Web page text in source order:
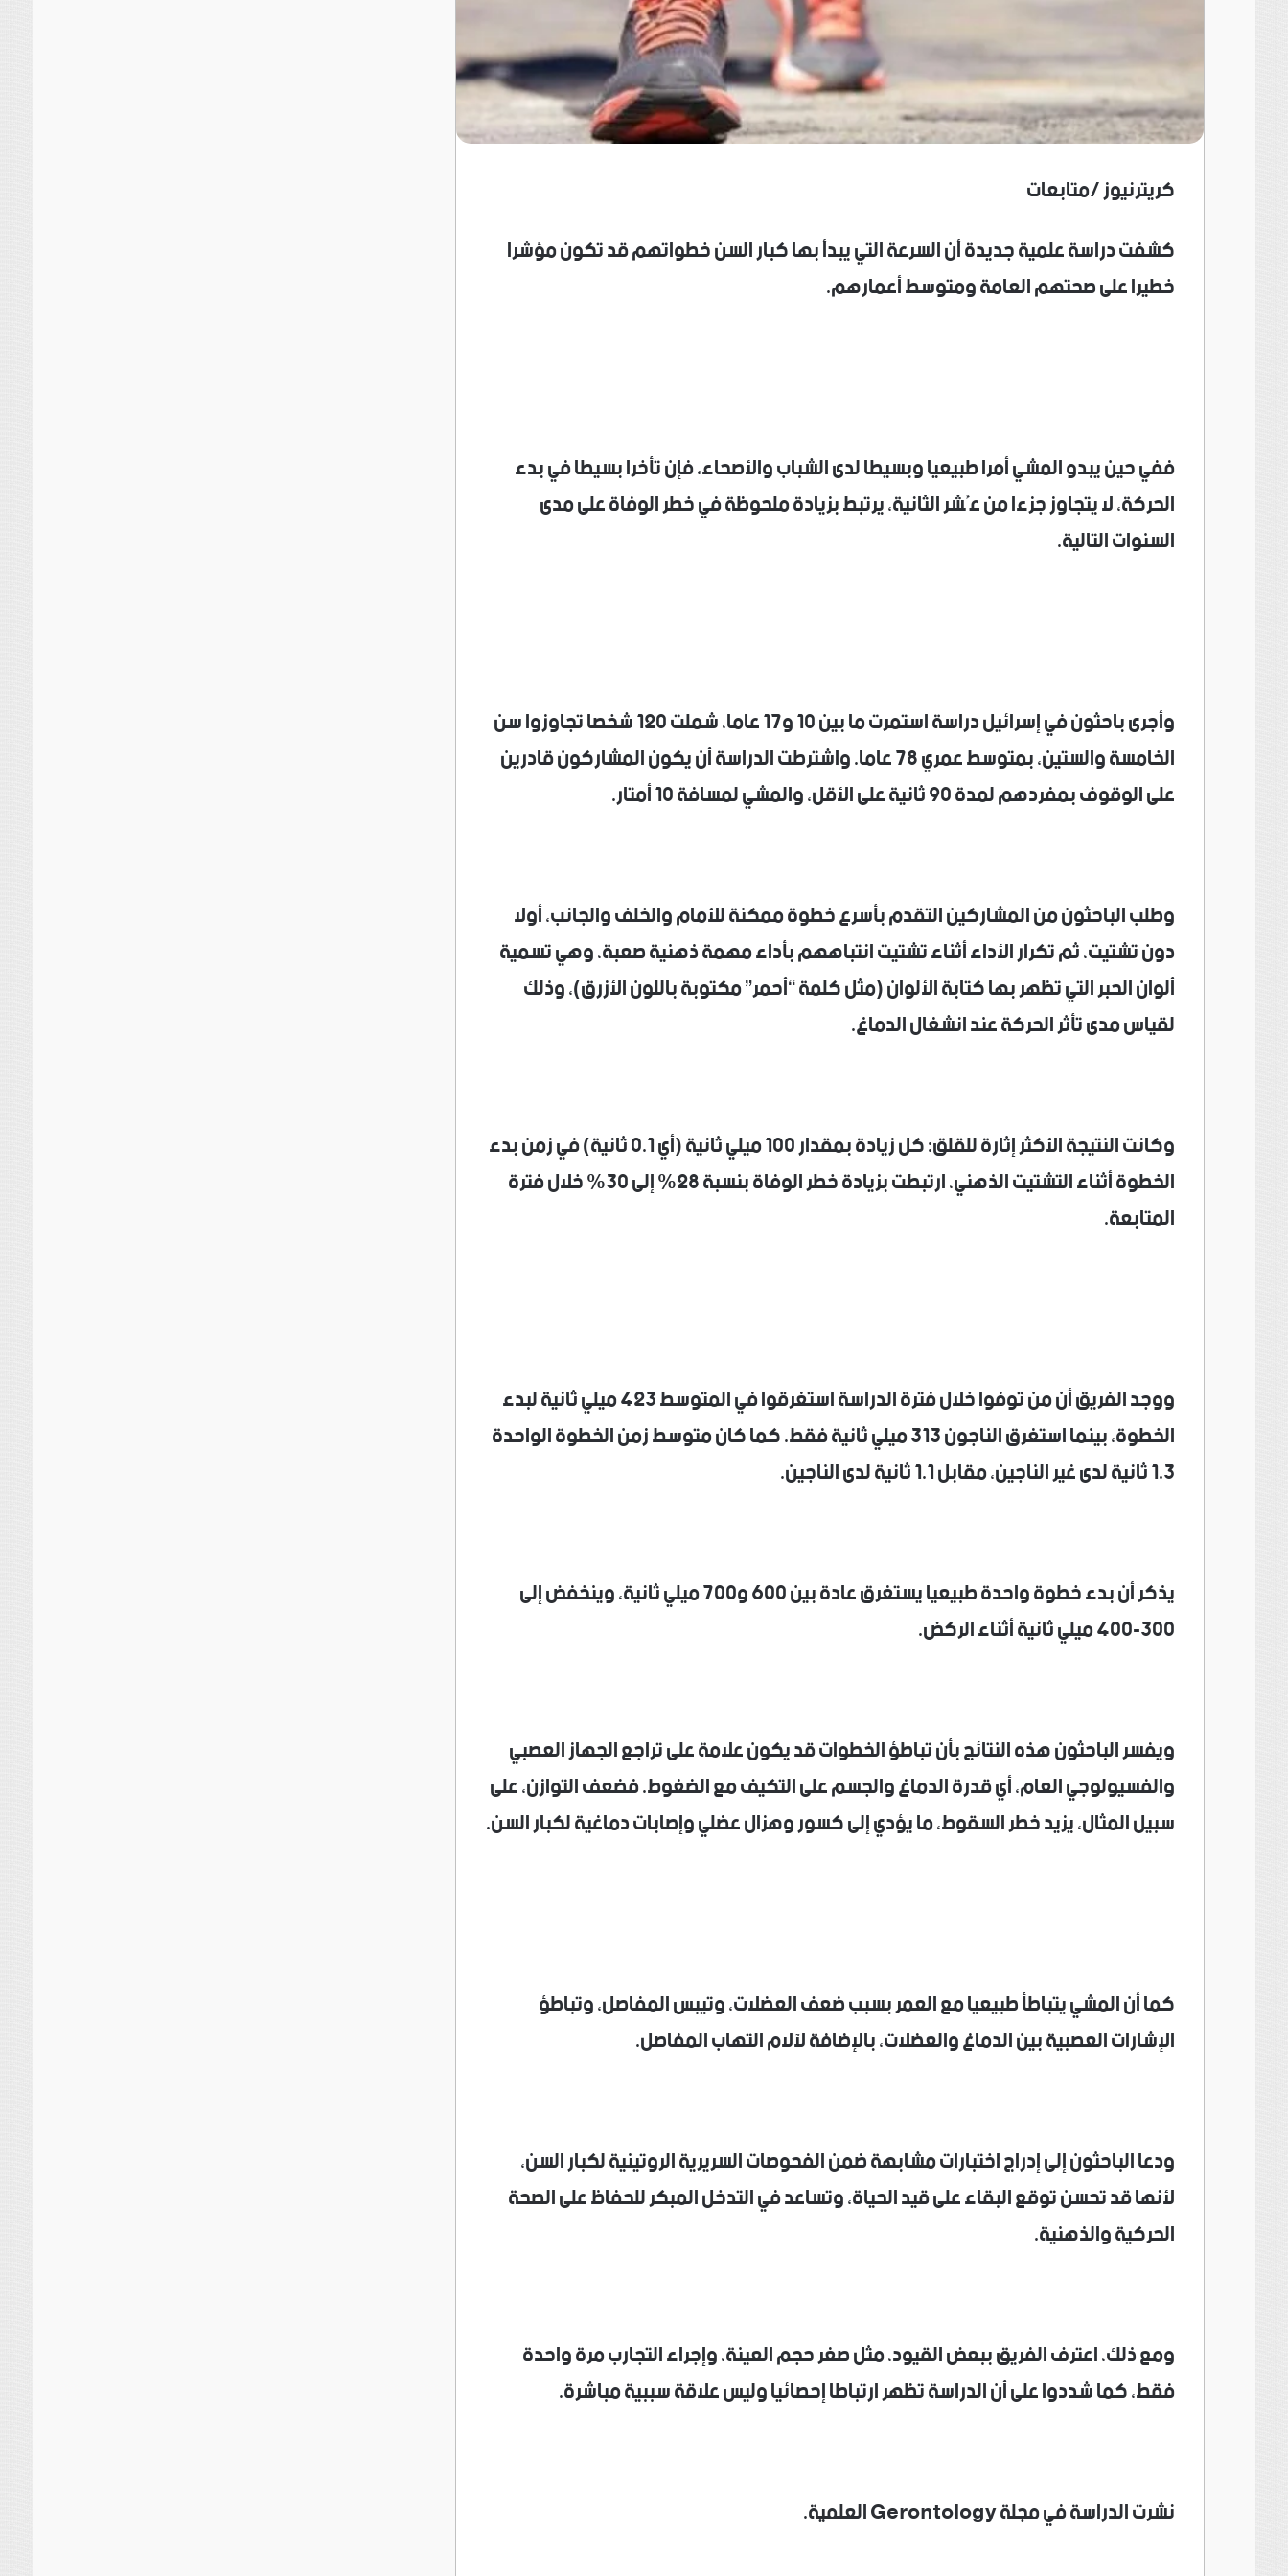
كريترنيوز /متابعات
كشفت دراسة علمية جديدة أن السرعة التي يبدأ بها كبار السن خطواتهم قد تكون مؤشرا
خطيرا على صحتهم العامة ومتوسط أعمارهم.
ففي حين يبدو المشي أمرا طبيعيا وبسيطا لدى الشباب والأصحاء، فإن تأخرا بسيطا في بدء
الحركة، لا يتجاوز جزءا من عُشر الثانية، يرتبط بزيادة ملحوظة في خطر الوفاة على مدى
السنوات التالية.
وأجرى باحثون في إسرائيل دراسة استمرت ما بين 10 و17 عاما، شملت 120 شخصا تجاوزوا سن
الخامسة والستين، بمتوسط عمري 78 عاما. واشترطت الدراسة أن يكون المشاركون قادرين
على الوقوف بمفردهم لمدة 90 ثانية على الأقل، والمشي لمسافة 10 أمتار.
وطلب الباحثون من المشاركين التقدم بأسرع خطوة ممكنة للأمام والخلف والجانب، أولا
دون تشتيت، ثم تكرار الأداء أثناء تشتيت انتباههم بأداء مهمة ذهنية صعبة، وهي تسمية
ألوان الحبر التي تظهر بها كتابة الألوان (مثل كلمة “أحمر” مكتوبة باللون الأزرق)، وذلك
لقياس مدى تأثر الحركة عند انشغال الدماغ.
وكانت النتيجة الأكثر إثارة للقلق: كل زيادة بمقدار 100 ميلي ثانية (أي 0.1 ثانية) في زمن بدء
الخطوة أثناء التشتيت الذهني، ارتبطت بزيادة خطر الوفاة بنسبة 28% إلى 30% خلال فترة
المتابعة.
ووجد الفريق أن من توفوا خلال فترة الدراسة استغرقوا في المتوسط 423 ميلي ثانية لبدء
الخطوة، بينما استغرق الناجون 313 ميلي ثانية فقط. كما كان متوسط زمن الخطوة الواحدة
1.3 ثانية لدى غير الناجين، مقابل 1.1 ثانية لدى الناجين.
يذكر أن بدء خطوة واحدة طبيعيا يستغرق عادة بين 600 و700 ميلي ثانية، وينخفض إلى
300-400 ميلي ثانية أثناء الركض.
ويفسر الباحثون هذه النتائج بأن تباطؤ الخطوات قد يكون علامة على تراجع الجهاز العصبي
والفسيولوجي العام، أي قدرة الدماغ والجسم على التكيف مع الضغوط. فضعف التوازن، على
سبيل المثال، يزيد خطر السقوط، ما يؤدي إلى كسور وهزال عضلي وإصابات دماغية لكبار السن.
كما أن المشي يتباطأ طبيعيا مع العمر بسبب ضعف العضلات، وتيبس المفاصل، وتباطؤ
الإشارات العصبية بين الدماغ والعضلات، بالإضافة لآلام التهاب المفاصل.
ودعا الباحثون إلى إدراج اختبارات مشابهة ضمن الفحوصات السريرية الروتينية لكبار السن،
لأنها قد تحسن توقع البقاء على قيد الحياة، وتساعد في التدخل المبكر للحفاظ على الصحة
الحركية والذهنية.
ومع ذلك، اعترف الفريق ببعض القيود، مثل صغر حجم العينة، وإجراء التجارب مرة واحدة
فقط، كما شددوا على أن الدراسة تظهر ارتباطا إحصائيا وليس علاقة سببية مباشرة.
نشرت الدراسة في مجلة Gerontology العلمية.